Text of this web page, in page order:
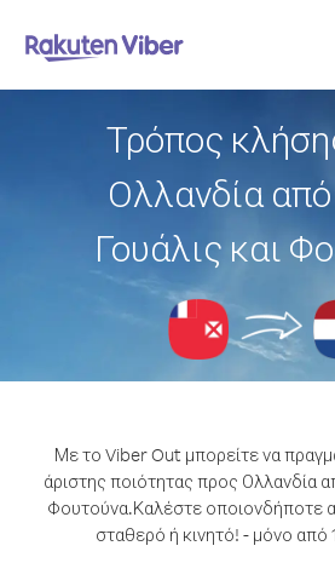
Τρόπος
Ολλανδία
Γουάλις και
Με το Viber Out μπορείτε να
άριστης ποιότητας προς Ολλανδία
Φουτούνα.Καλέστε οποιονδήποτε
σταθερό ή κινητό! - μόνο από